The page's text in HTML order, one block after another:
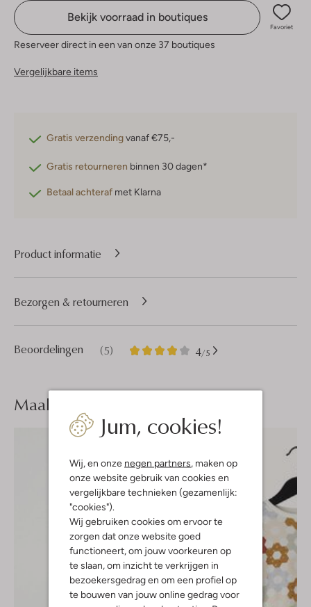
Jum, cookies!
Wij, en onze negen partners , maken op
onze website gebruik van cookies en
vergelijkbare technieken (gezamenlijk:
"cookies").
Wij gebruiken cookies om ervoor te
zorgen dat onze website goed
functioneert, om jouw voorkeuren op
te slaan, om inzicht te verkrijgen in
bezoekersgedrag en om een profiel op
te bouwen van jouw online gedrag voor
Bekijk voorraad in boutiques
Favoriet
Reserveer direct in een van onze 37 boutiques
Vergelijkbare items
Gratis verzendingvanaf €75,-
Gratis retourneren binnen 30 dagen*
Betaal achteraf met Klarna
Product informatie
Beoordelingen (5) 4/5
5
4
Bezorgen & retourneren
Maak je